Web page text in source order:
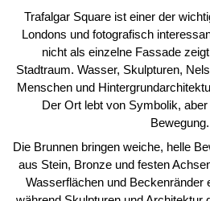
Trafalgar Square ist einer der
Londons und fotografisch
nicht als einzelne Fassade
Stadtraum. Wasser, Skulpturen,
Menschen und
Der Ort lebt von Symbolik,
Bewegung.
Die Brunnen bringen weiche, helle
aus Stein, Bronze und festen
Wasserflächen und Beckenränder